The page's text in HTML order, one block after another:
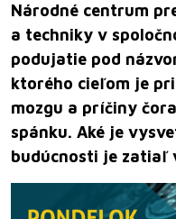
Národné centrum
a techniky v
podujatie pod
ktorého cieľom je
mozgu a príčiny
spánku. Aké je
budúcnosti je zatiaľ